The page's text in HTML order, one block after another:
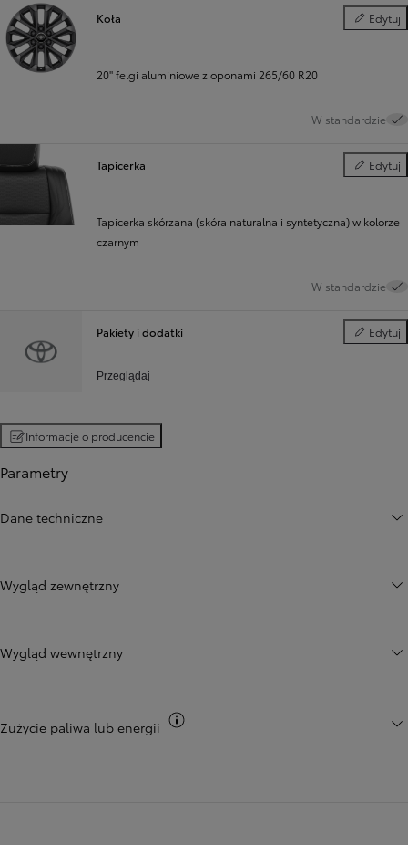
Koła Edytuj
Koła
20" felgi aluminiowe z oponami 265/60 R20
W standardzie
Tapicerka Edytuj
Tapicerka
Tapicerka skórzana (skóra naturalna i syntetyczna) w kolorze
czarnym
W standardzie
Pakiety i dodatki Edytuj
Pakiety i
Przeglądaj
Informacje o producencie
Parametry
Dane techniczne
Wygląd zewnętrzny
Wygląd wewnętrzny
Zużycie paliwa lub energii